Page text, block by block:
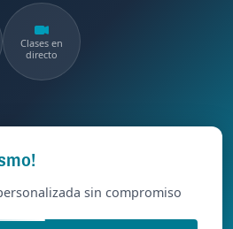
Clases en
directo
sin compromiso